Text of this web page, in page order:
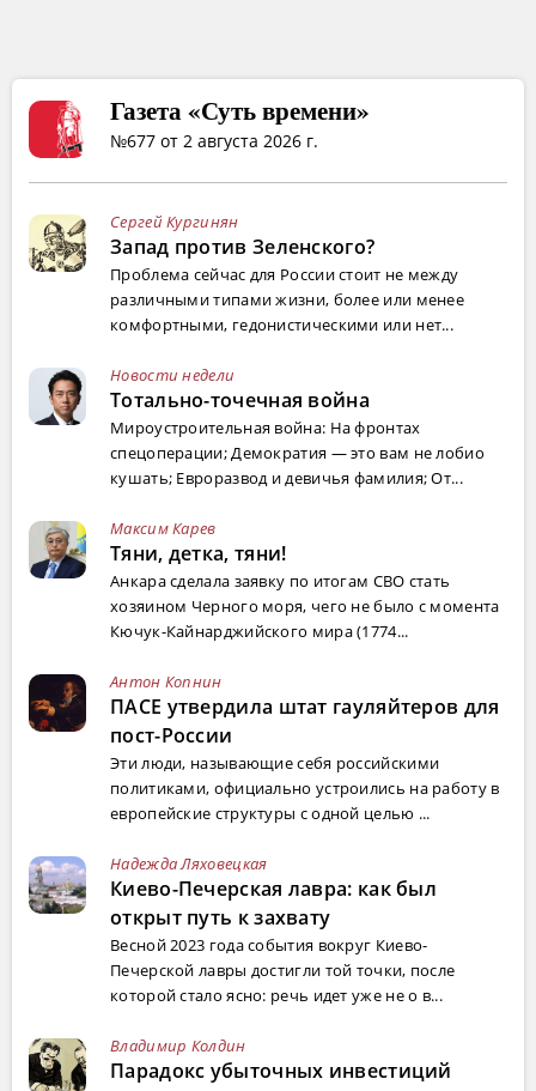
Газета «Суть времени»
№677 от 2 августа 2026 г.
Сергей Кургинян
Запад против Зеленского?
Проблема сейчас для России стоит не между
различными типами жизни, более или менее
комфортными, гедонистическими или нет...
Новости недели
Тотально-точечная война
Мироустроительная война: На фронтах
спецоперации; Демократия — это вам не лобио
кушать; Евроразвод и девичья фамилия; От...
Максим Карев
Тяни, детка, тяни!
Анкара сделала заявку по итогам СВО стать
хозяином Черного моря, чего не было с момента
Кючук-Кайнарджийского мира (1774...
Антон Копнин
ПАСЕ утвердила штат гауляйтеров для
пост-России
Эти люди, называющие себя российскими
политиками, официально устроились на работу в
европейские структуры с одной целью ...
Надежда Ляховецкая
Киево-Печерская лавра: как был
открыт путь к захвату
Весной 2023 года события вокруг Киево-
Печерской лавры достигли той точки, после
которой стало ясно: речь идет уже не о в...
Владимир Колдин
Парадокс убыточных инвестиций